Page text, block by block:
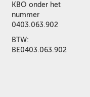
KBO onder het
nummer
0403.063.902
BTW:
BE0403.063.902